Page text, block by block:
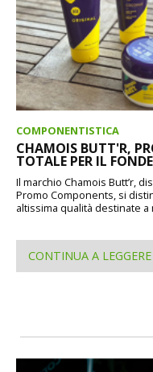
COMPONENTISTICA
CHAMOIS BUTT'R,
TOTALE PER IL
Il marchio Chamois Butt’r,
Promo Components, si
altissima qualità destinate
CONTINUA A LEGGERE